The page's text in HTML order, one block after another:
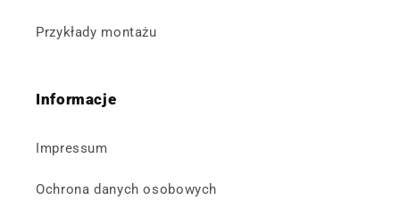
Przykłady montażu
Informacje
Impressum
Ochrona danych osobowych